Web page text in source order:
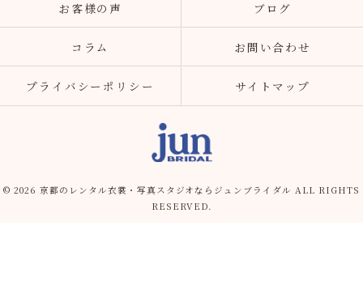
お客様の声 ブログ
コラム お問い合わせ
プライバシーポリシー サイトマップ
© 2026 京都のレンタル衣裳・写真スタジオならジュンブライダル ALL RIGHTS
RESERVED.